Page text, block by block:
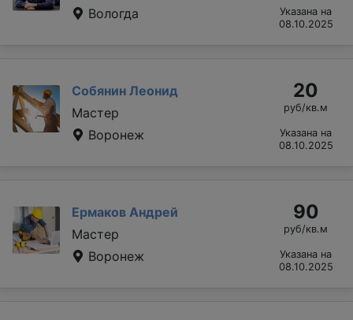
Вологда
Указана на
08.10.2025
Собянин Леонид
Мастер
Воронеж
20
руб/кв.м
Указана на
08.10.2025
Ермаков Андрей
Мастер
Воронеж
90
руб/кв.м
Указана на
08.10.2025